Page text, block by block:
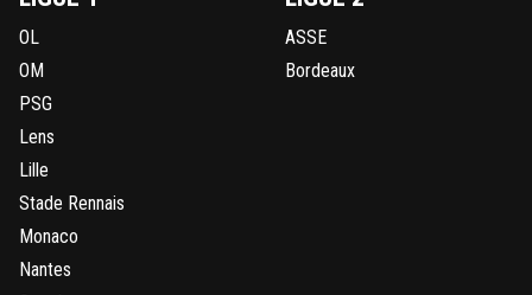
OL
OM
PSG
Lens
Lille
Stade Rennais
Monaco
Nantes
ASSE
Bordeaux